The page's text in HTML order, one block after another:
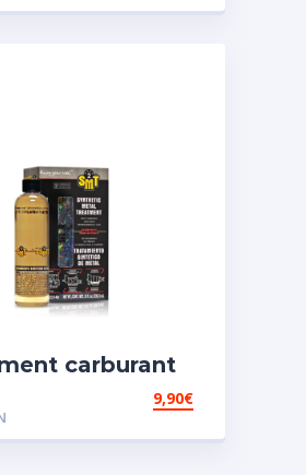
carburant
essence
9,90€